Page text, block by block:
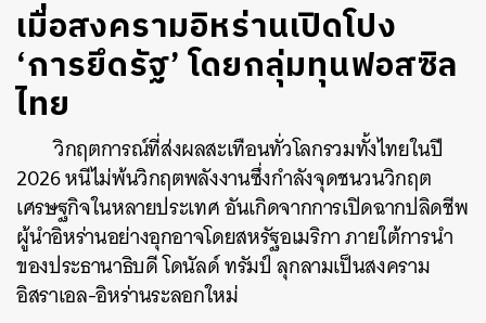
เมื่อสงครามอิหร่านเปิดโปง
‘การยึดรัฐ’ โดยกลุ่มทุนฟอสซิล
ไทย
วิกฤตการณ์ที่ส่งผลสะเทือนทั่วโลกรวมทั้งไทยในปี
2026 หนีไม่พ้นวิกฤตพลังงานซึ่งกำลังจุดชนวนวิกฤต
เศรษฐกิจในหลายประเทศ อันเกิดจากการเปิดฉากปลิดชีพ
ผู้นำอิหร่านอย่างอุกอาจโดยสหรัฐอเมริกา ภายใต้การนำ
ของประธานาธิบดี โดนัลด์ ทรัมป์ ลุกลามเป็นสงคราม
อิสราเอล-อิหร่านระลอกใหม่